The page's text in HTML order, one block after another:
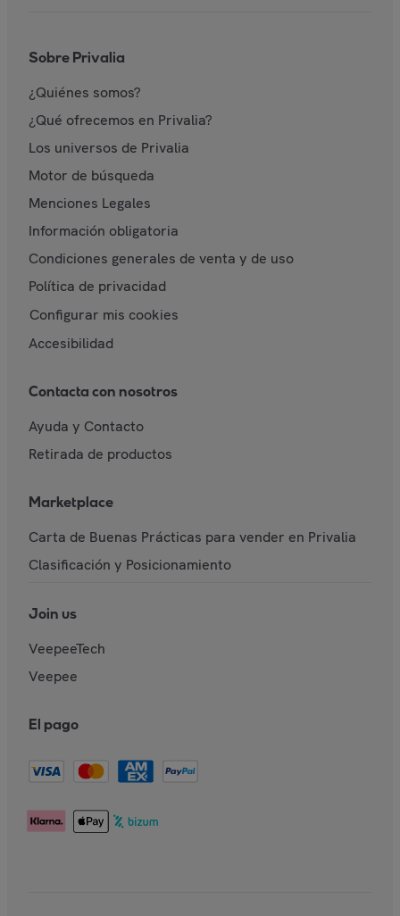
Sobre Privalia
¿Quiénes somos?
¿Qué ofrecemos en Privalia?
Los universos de Privalia
Motor de búsqueda
Menciones Legales
Información obligatoria
Condiciones generales de venta y de uso
Política de privacidad
Configurar mis cookies
Accesibilidad
Contacta con nosotros
Ayuda y Contacto
Retirada de productos
Marketplace
Carta de Buenas Prácticas para vender en Privalia
Clasificación y Posicionamiento
Join us
VeepeeTech
Veepee
El pago